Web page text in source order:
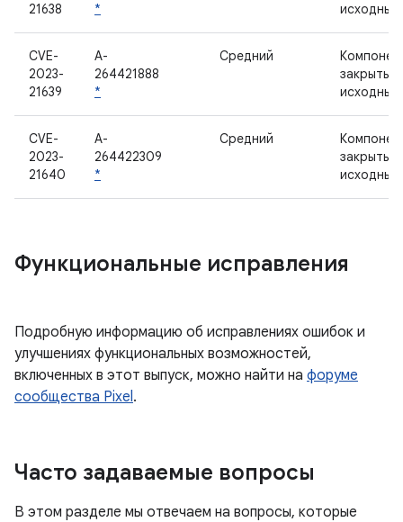
21638
*
CVE-
2023-
21639
A-
264421888
*
Средний
закрытым
CVE-
2023-
21640
A-
264422309
*
Средний
закрытым
Функциональные исправления
Подробную информацию об исправлениях ошибок и
улучшениях функциональных возможностей,
включенных в этот выпуск, можно найти на форуме
сообщества Pixel.
Часто задаваемые вопросы
В этом разделе мы отвечаем на вопросы, которые